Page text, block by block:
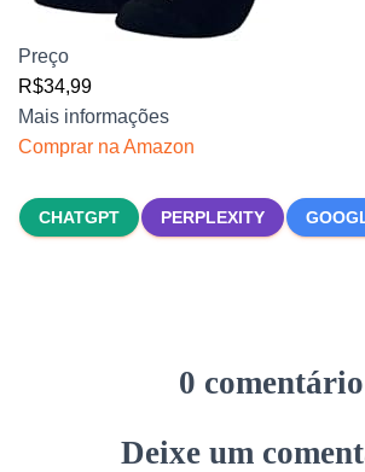
Preço
R$34,99
Mais informações
Comprar na Amazon
CHATGPT PERPLEXITY
0 comentário
Deixe um